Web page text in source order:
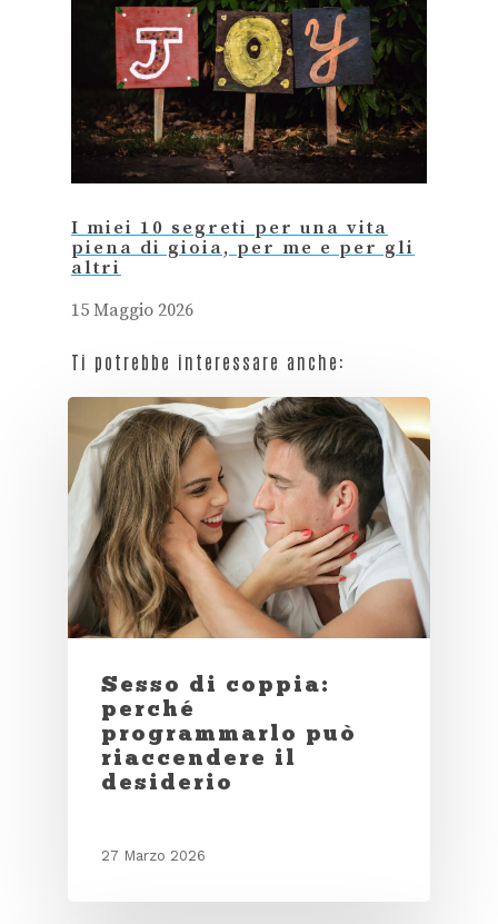
I miei 10 segreti per una vita
piena di gioia, per me e per gli
altri
15 Maggio 2026
Ti potrebbe interessare anche:
Sesso di coppia:
perché
programmarlo può
riaccendere il
desiderio
27 Marzo 2026